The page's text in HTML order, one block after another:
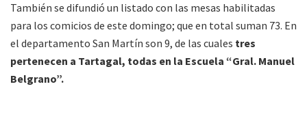
También se difundió un listado con las mesas habilitadas
para los comicios de este domingo; que en total suman 73. En
el departamento San Martín son 9, de las cuales tres
pertenecen a Tartagal, todas en la Escuela “Gral. Manuel
Belgrano”.